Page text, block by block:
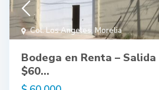
Col. Los Angeles, Morelia
Bodega en Renta – Salida
$60...